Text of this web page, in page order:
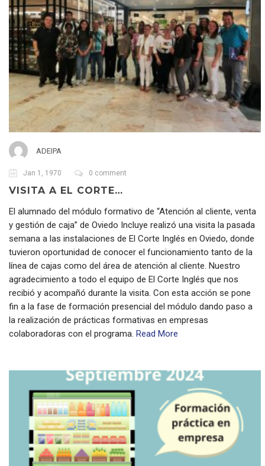
ADEIPA
Jan 1, 1970 0 comment
VISITA A EL CORTE…
El alumnado del módulo formativo de “Atención al cliente, venta
y gestión de caja” de Oviedo Incluye realizó una visita la pasada
semana a las instalaciones de El Corte Inglés en Oviedo, donde
tuvieron oportunidad de conocer el funcionamiento tanto de la
línea de cajas como del área de atención al cliente. Nuestro
agradecimiento a todo el equipo de El Corte Inglés que nos
recibió y acompañó durante la visita. Con esta acción se pone
fin a la fase de formación presencial del módulo dando paso a
la realización de prácticas formativas en empresas
colaboradoras con el programa. Read More